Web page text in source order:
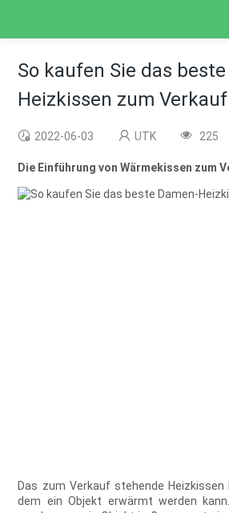
So kaufen Sie das
Heizkissen zum Verkauf
2022-06-03 UTK 225
Die Einführung von Wärmekissen zum
Das zum Verkauf stehende
dem ein Objekt erwärmt werden